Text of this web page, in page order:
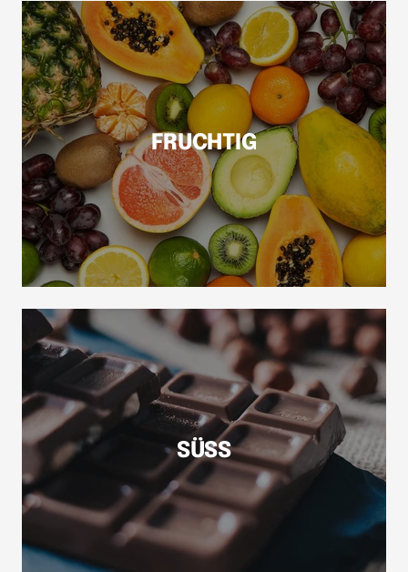
FRUCHTIG
SÜSS